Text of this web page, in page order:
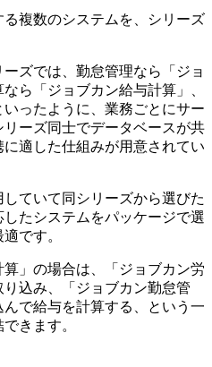
複数のシステムを、シリーズ
ズでは、勤怠管理なら「ジョ
ら「ジョブカン給与計算」、
ったように、業務ごとにサー
ーズ同士でデータベースが共
適した仕組みが用意されてい
ていて同シリーズから選びた
たシステムをパッケージで選
です。
」の場合は、「ジョブカン労
込み、「ジョブカン勤怠管
で給与を計算する、という一
きます。